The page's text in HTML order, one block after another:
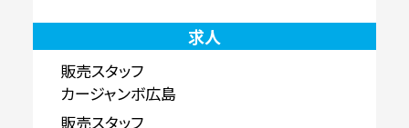
求人
販売スタッフ
カージャンボ広島
販売スタッフ